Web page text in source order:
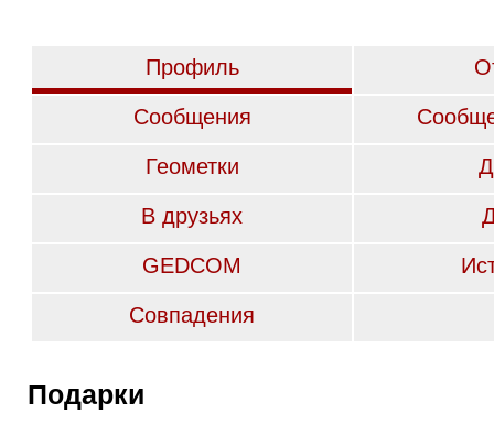
Профиль
Сообщения
Геометки
В друзьях
GEDCOM
Совпадения
Подарки